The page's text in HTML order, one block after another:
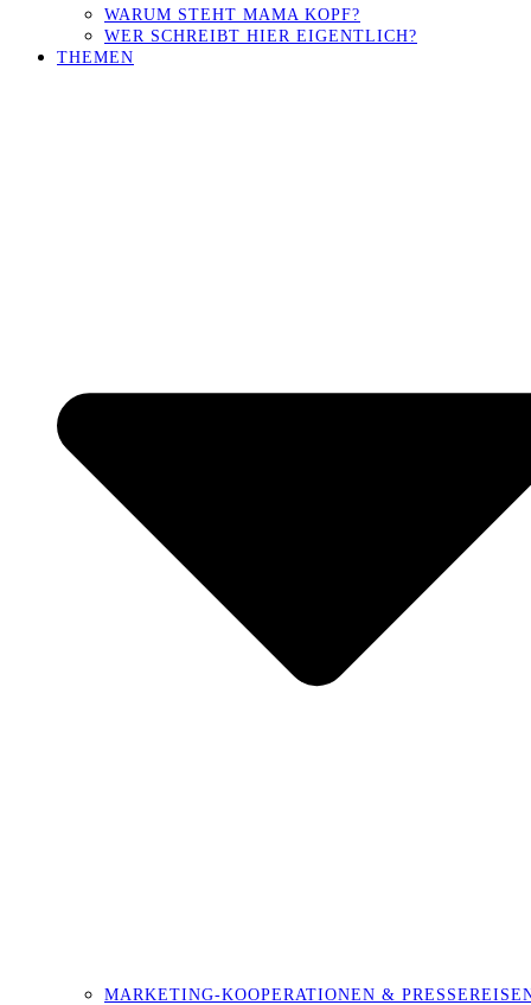
WARUM STEHT MAMA KOPF?
WER SCHREIBT HIER EIGENTLICH?
THEMEN
MARKETING-KOOPERATIONEN &